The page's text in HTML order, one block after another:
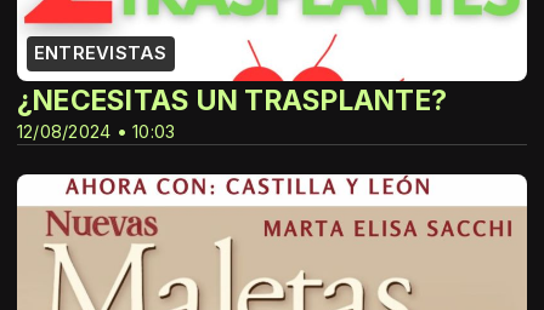
ENTREVISTAS
12/08/2024 • 10:03
¿NECESITAS UN TRASPLANTE?